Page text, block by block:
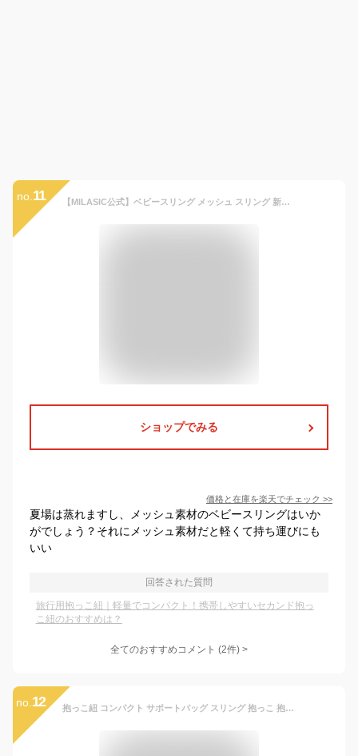
no. 11 【MILASIC公式】ベビースリング メッシュ スリング 新生児 抱っこ紐 抱っこ ベビーメッシュスリング コンパクト 旅行 外出 男の子 女の子 バックルスリング 軽量 横抱き メッシュ生地 春 夏 オールシーズン 赤ちゃん あかちゃん 抱っこひも 首すわり前 だっこひも だっこ
ショップでみる
価格と在庫を楽天でチェック >>
夏場は蒸れますし、メッシュ素材のベビースリングはいか
がでしょう？それにメッシュ素材だと軽くて持ち運びにも
いい
回答された質問
旅行用抱っこ紐｜軽量でコンパクト！携帯しやすいセカンド抱っ
こ紐のおすすめは？
全てのおすすめコメント (2件) >
no. 12 抱っこ紐 コンパクト サポートバッグ スリング 抱っこ 抱っこひも おでかけ 片手抱っこ 旅行 便利 出産準備 出産祝い プレゼント おしゃれ 斜め掛け ベビーキャリア 肩キャリア ヒップシート パパママ兼用 コンパクト 軽量でコンパクト 抱っこ 前向き抱っこ サイズ調節可能